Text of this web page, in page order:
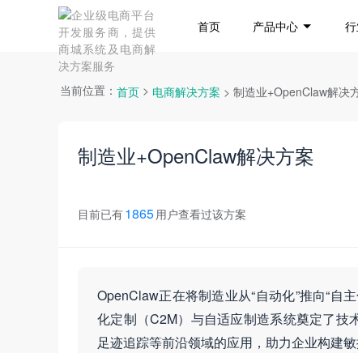
首页 产品中心
当前位置： 首页 > 电商解决方案 > 制造业+OpenClaw解决
制造业+OpenClaw解决方案
目前已有1865用户查看过该方案
OpenClaw正在将制造业从“自动化”推向“自
化定制（C2M）与自适应制造系统奠定了技
足迹追踪等前沿领域的应用，助力企业构建